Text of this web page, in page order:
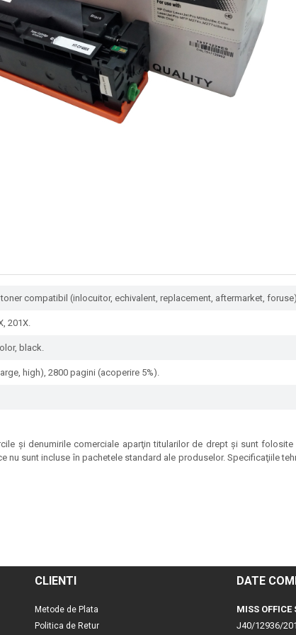
compatibil (inlocuitor, echivalent, replacement, aftermarket,
201X.
black.
high), 2800 pagini (acoperire 5%).
şi denumirile comerciale aparţin titularilor de drept şi sunt
nu sunt incluse în pachetele standard ale produselor. Specificaţiile
CLIENTI
Metode de Plata
Politica de Retur
DATE
MISS OFFICE
J40/12936/